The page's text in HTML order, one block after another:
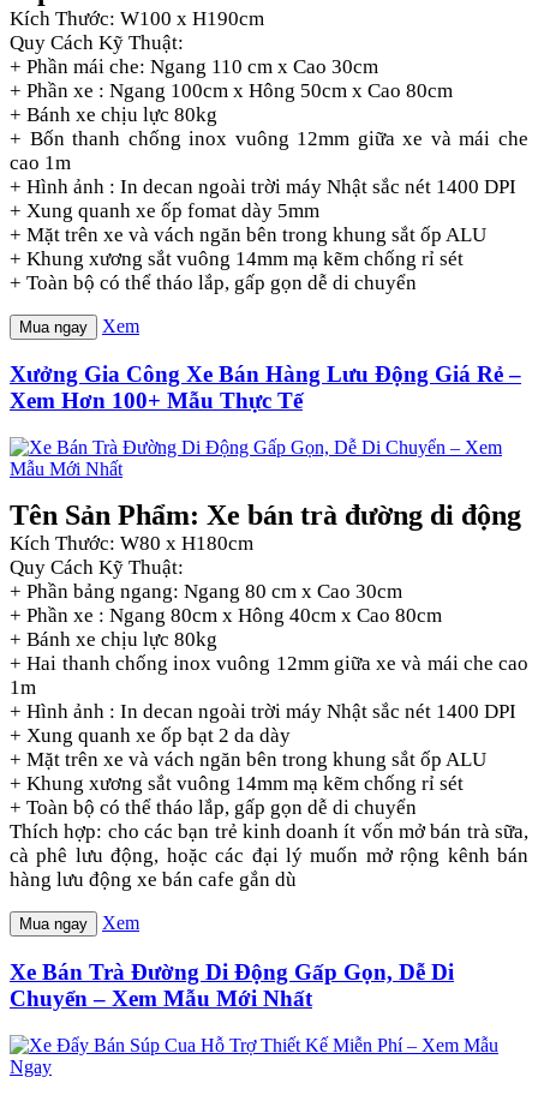
Kích Thước: W100 x H190cm
Quy Cách Kỹ Thuật:
+ Phần mái che: Ngang 110 cm x Cao 30cm
+ Phần xe : Ngang 100cm x Hông 50cm x Cao 80cm
+ Bánh xe chịu lực 80kg
+ Bốn thanh chống inox vuông 12mm giữa xe và mái che
cao 1m
+ Hình ảnh : In decan ngoài trời máy Nhật sắc nét 1400 DPI
+ Xung quanh xe ốp fomat dày 5mm
+ Mặt trên xe và vách ngăn bên trong khung sắt ốp ALU
+ Khung xương sắt vuông 14mm mạ kẽm chống rỉ sét
+ Toàn bộ có thể tháo lắp, gấp gọn dễ di chuyển
Mua ngay Xem
Xưởng Gia Công Xe Bán Hàng Lưu Động Giá Rẻ –
Xem Hơn 100+ Mẫu Thực Tế
Tên Sản Phẩm: Xe bán trà đường di động
Kích Thước: W80 x H180cm
Quy Cách Kỹ Thuật:
+ Phần bảng ngang: Ngang 80 cm x Cao 30cm
+ Phần xe : Ngang 80cm x Hông 40cm x Cao 80cm
+ Bánh xe chịu lực 80kg
+ Hai thanh chống inox vuông 12mm giữa xe và mái che cao
1m
+ Hình ảnh : In decan ngoài trời máy Nhật sắc nét 1400 DPI
+ Xung quanh xe ốp bạt 2 da dày
+ Mặt trên xe và vách ngăn bên trong khung sắt ốp ALU
+ Khung xương sắt vuông 14mm mạ kẽm chống rỉ sét
+ Toàn bộ có thể tháo lắp, gấp gọn dễ di chuyển
Thích hợp: cho các bạn trẻ kinh doanh ít vốn mở bán trà sữa,
cà phê lưu động, hoặc các đại lý muốn mở rộng kênh bán
hàng lưu động xe bán cafe gắn dù
Mua ngay Xem
Xe Bán Trà Đường Di Động Gấp Gọn, Dễ Di
Chuyển – Xem Mẫu Mới Nhất